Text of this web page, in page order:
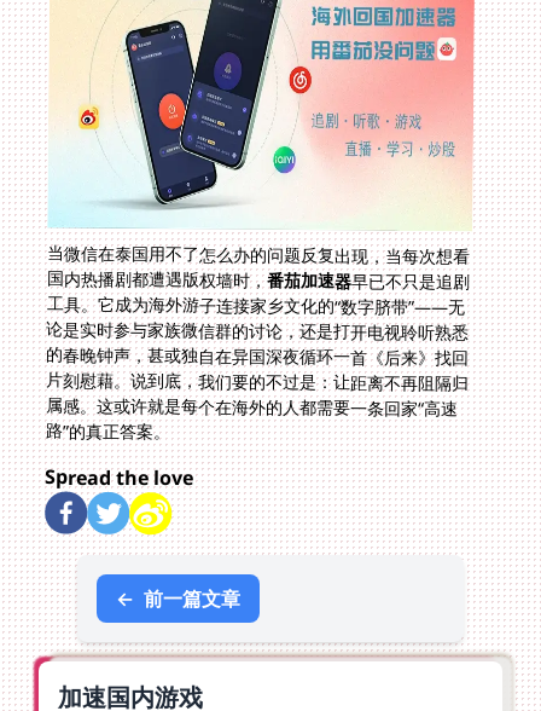
当微信在泰国用不了怎么办的问题反复出现，当每次想看
国内热播剧都遭遇版权墙时，番茄加速器早已不只是追剧
工具。它成为海外游子连接家乡文化的“数字脐带”——无
论是实时参与家族微信群的讨论，还是打开电视聆听熟悉
的春晚钟声，甚或独自在异国深夜循环一首《后来》找回
片刻慰藉。说到底，我们要的不过是：让距离不再阻隔归
属感。这或许就是每个在海外的人都需要一条回家“高速
路”的真正答案。
Spread the love
← 前一篇文章
加速国内游戏